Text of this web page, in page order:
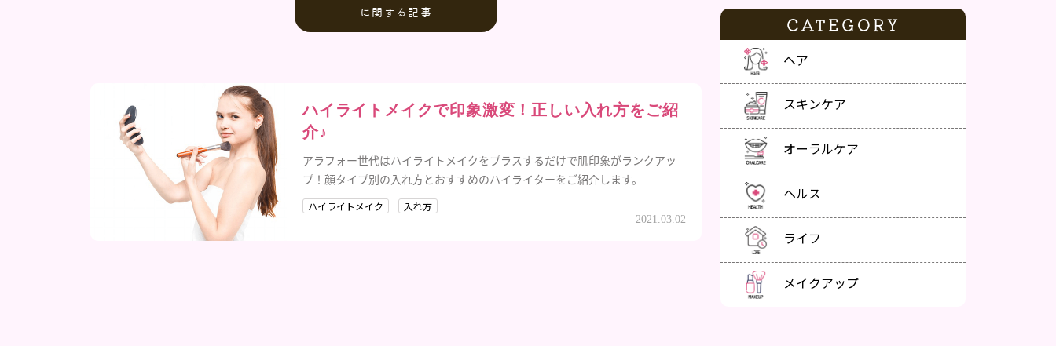
に関する記事
ハイライトメイクで印象激変！正しい入れ方をご紹
介♪
アラフォー世代はハイライトメイクをプラスするだけで肌印象がランクアッ
プ！顔タイプ別の入れ方とおすすめのハイライターをご紹介します。
ハイライトメイク 入れ方
2021.03.02
CATEGORY
ヘア
スキンケア
オーラルケア
ヘルス
ライフ
メイクアップ